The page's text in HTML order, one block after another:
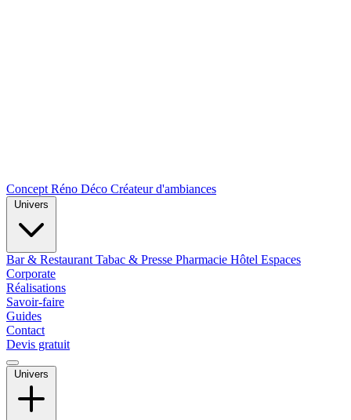
Concept Réno Déco Créateur d'ambiances
Bar & Restaurant Tabac & Presse Pharmacie Hôtel Espaces
Corporate
Réalisations
Savoir-faire
Guides
Contact
Devis gratuit
Univers